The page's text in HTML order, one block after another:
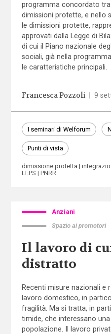
programma concordato
dimissioni protette, e nello
le dimissioni protette,
approvati dalla Legge di
di cui il Piano nazionale
sociali, già nella
le caratteristiche principali.
Francesca Pozzoli 9
I seminari di Welforum
Punti di vista
dimissione protetta
LEPS
PNRR
Anziani
Spazio ai promotori
Il lavoro di
distratto
Recenti misure nazionali e
lavoro domestico, in
fragilità. Ma si tratta, in
timide, che interessano
popolazione. Il lavoro